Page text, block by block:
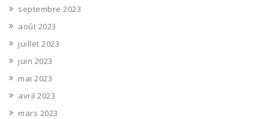
septembre 2023
août 2023
juillet 2023
juin 2023
mai 2023
avril 2023
mars 2023